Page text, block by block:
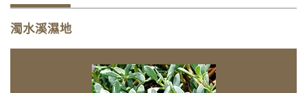
濁水溪濕地